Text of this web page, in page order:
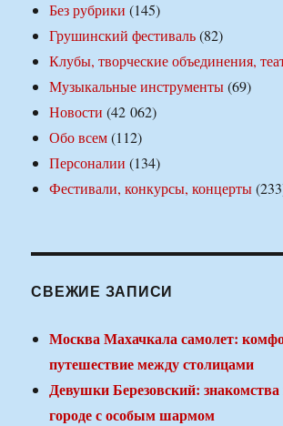
Без рубрики (145)
Грушинский фестиваль(82)
Клубы, творческие объединения,
Музыкальные инструменты(69)
Новости (42 062)
Обо всем(112)
Персоналии (134)
Фестивали, конкурсы, концерты
СВЕЖИЕ ЗАПИСИ
Москва Махачкала самолет:
путешествие между столицами
Девушки Березовский:
городе с особым шармом